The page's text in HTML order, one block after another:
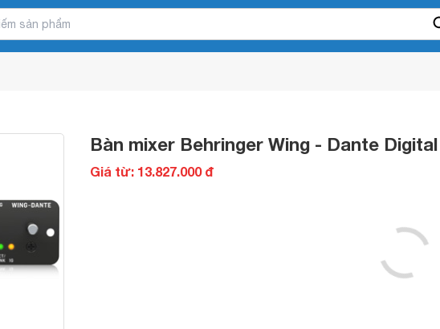
Bàn mixer Behringer Wing - Dante Digital
Giá từ: 13.827.000 đ